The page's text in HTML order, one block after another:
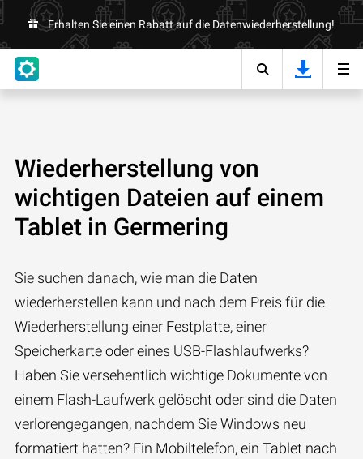
Erhalten Sie einen Rabatt auf die Datenwiederherstellung!
Wiederherstellung von
wichtigen Dateien auf einem
Tablet in Germering
Sie suchen danach, wie man die Daten
wiederherstellen kann und nach dem Preis für die
Wiederherstellung einer Festplatte, einer
Speicherkarte oder eines USB-Flashlaufwerks?
Haben Sie versehentlich wichtige Dokumente von
einem Flash-Laufwerk gelöscht oder sind die Daten
verlorengegangen, nachdem Sie Windows neu
formatiert hatten? Ein Mobiltelefon, ein Tablet nach